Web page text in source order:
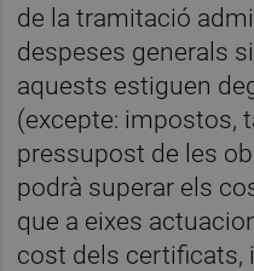
de la tramitació
despeses generals
aquests estiguen
(excepte: impostos,
pressupost de les
podrà superar els
que a eixes
cost dels certificats,